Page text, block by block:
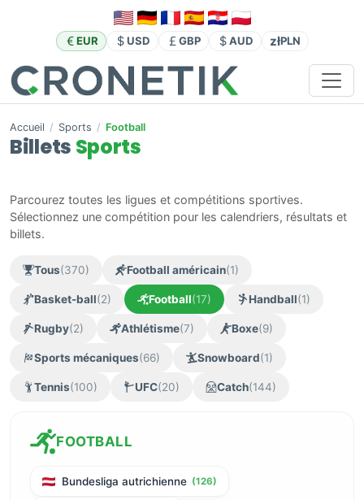
EUR USD GBP AUD złPLN
Accueil / Sports / Football
Billets Sports
Parcourez toutes les ligues et compétitions sportives.
Sélectionnez une compétition pour les calendriers, résultats et
billets.
Tous(370) Football américain(1)
Basket-ball(2) Football(17) Handball(1)
Rugby(2) Athlétisme(7) Boxe(9)
Sports mécaniques(66) Snowboard(1)
Tennis(100) UFC(20) Catch(144)
FOOTBALL
Bundesliga autrichienne (126)